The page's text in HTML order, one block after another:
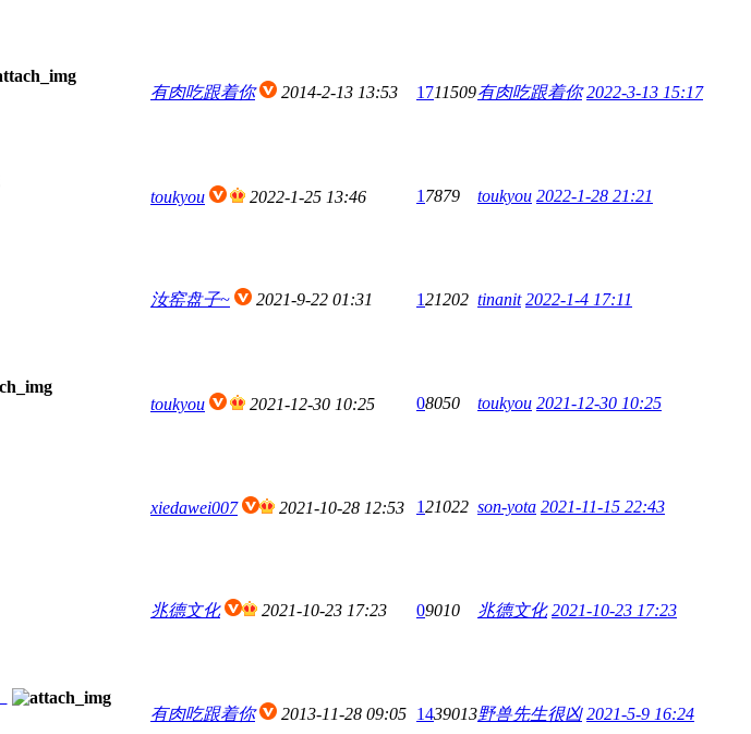
有肉吃跟着你
2014-2-13 13:53 1711509有肉吃跟着你 2022-3-13 15:17
toukyou
2022-1-25 13:46 1 7879 toukyou 2022-1-28 21:21
汝窑盘子~
2021-9-22 01:31 121202 tinanit 2022-1-4 17:11
toukyou
2021-12-30 10:25 08050 toukyou 2021-12-30 10:25
xiedawei007
2021-10-28 12:53 121022 son-yota 2021-11-15 22:43
兆德文化
2021-10-23 17:23 09010 兆德文化 2021-10-23 17:23
有肉吃跟着你
2013-11-28 09:05 1439013野兽先生很凶 2021-5-9 16:24